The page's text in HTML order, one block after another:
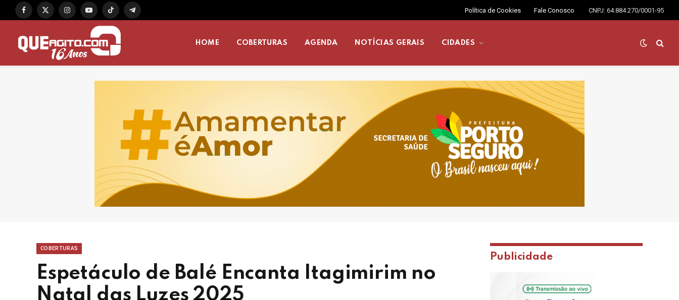
Facebook
X
InstagramYouTubeTikTok Telegram
Política de Cookies Fale Conosco CNPJ: 64.884.270/0001-95
HOME COBERTURAS AGENDA NOTÍCIAS GERAIS CIDADES
COBERTURAS
Espetáculo de Balé Encanta Itagimirim no
Natal das Luzes 2025
Publicidade